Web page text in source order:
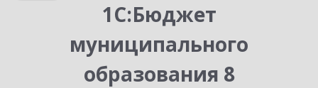
1С:Бюджет
муниципального
образования 8